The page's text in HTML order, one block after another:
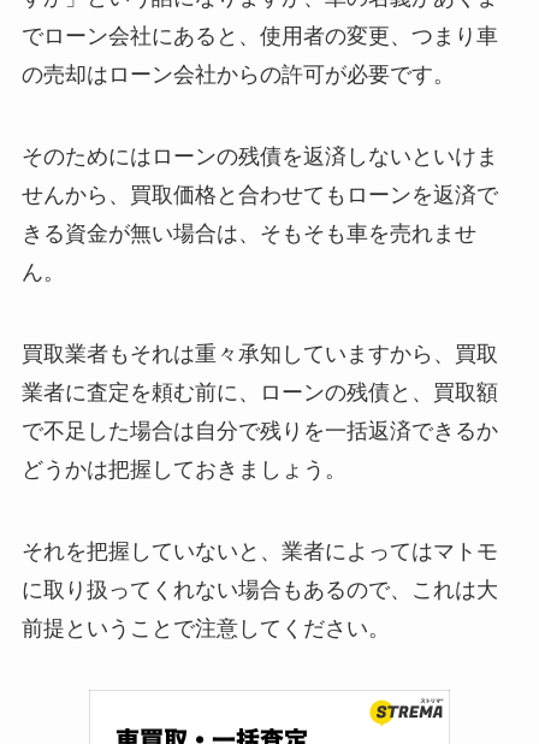
でローン会社にあると、使用者の変更、つまり車
の売却はローン会社からの許可が必要です。
そのためにはローンの残債を返済しないといけま
せんから、買取価格と合わせてもローンを返済で
きる資金が無い場合は、そもそも車を売れませ
ん。
買取業者もそれは重々承知していますから、買取
業者に査定を頼む前に、ローンの残債と、買取額
で不足した場合は自分で残りを一括返済できるか
どうかは把握しておきましょう。
それを把握していないと、業者によってはマトモ
に取り扱ってくれない場合もあるので、これは大
前提ということで注意してください。